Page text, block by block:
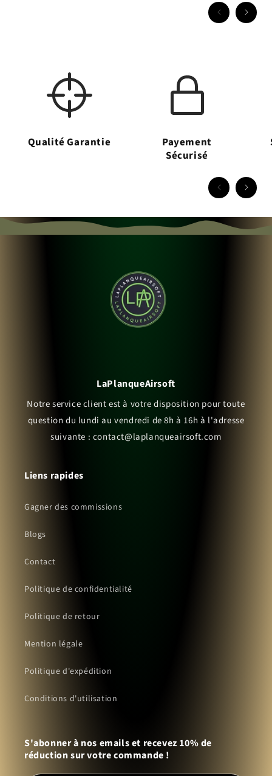
Qualité Garantie
Payement
Sécurisé
LaPlanqueAirsoft
Notre service client est à votre disposition pour toute
question du lundi au vendredi de 8h à 16h à l'adresse
suivante : contact@laplanqueairsoft.com
Liens rapides
Gagner des commissions
Blogs
Contact
Politique de confidentialité
Politique de retour
Mention légale
Politique d'expédition
Conditions d'utilisation
S'abonner à nos emails et recevez 10% de
réduction sur votre commande !